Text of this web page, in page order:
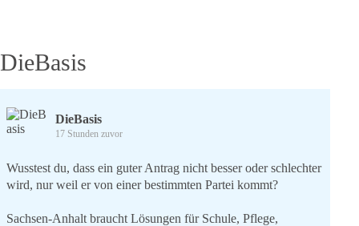
DieBasis
DieBasis
17 Stunden zuvor
Wusstest du, dass ein guter Antrag nicht besser oder schlechter
wird, nur weil er von einer bestimmten Partei kommt?
Sachsen-Anhalt braucht Lösungen für Schule, Pflege,